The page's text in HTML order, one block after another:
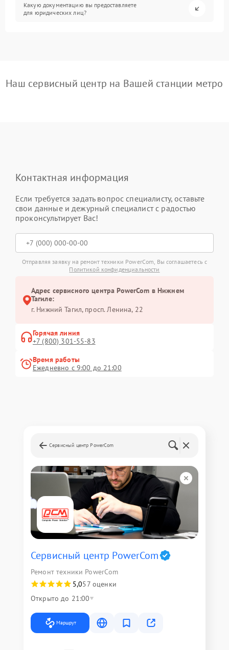
Какую документацию вы предоставляете
для юридических лиц?
Наш сервисный центр на Вашей станции метро
Контактная информация
Если требуется задать вопрос специалисту, оставьте
свои данные и дежурный специалист с радостью
проконсультирует Вас!
Отправляя заявку на ремонт техники PowerCom, Вы соглашаетесь с
Политикой конфиденциальности
Адрес сервисного центра PowerCom в Нижнем
Тагиле:
г. Нижний Тагил, просп. Ленина, 22
Горячая линия
+7 (800) 301-55-83
Время работы
Ежедневно с 9:00 до 21:00
Сервисный центр PowerCom
Сервисный центр PowerCom
Ремонт техники PowerCom
5,057 оценки
Открыто до 21:00
Маршрут